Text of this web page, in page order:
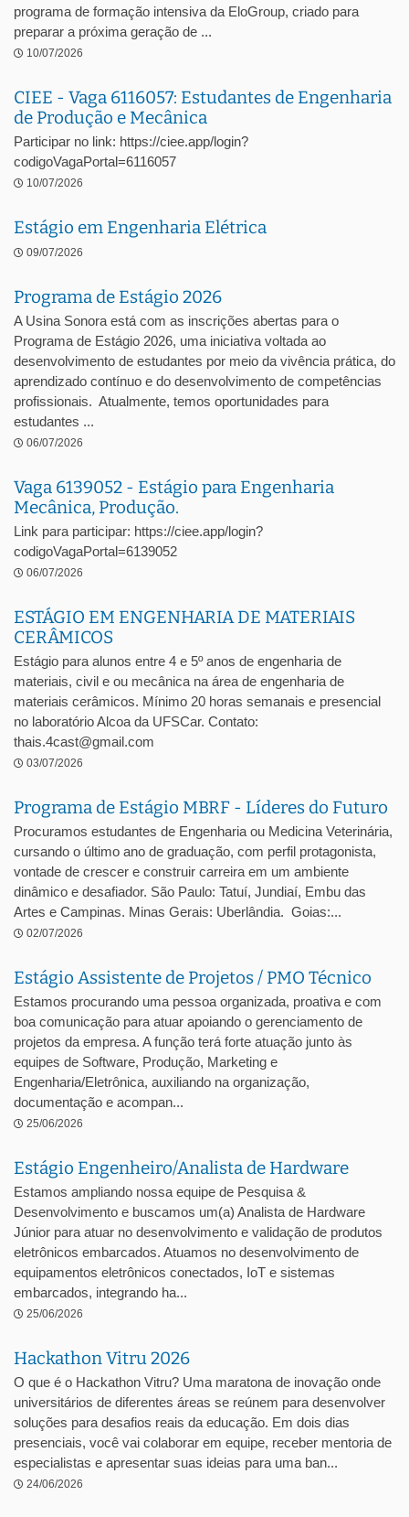
programa de formação intensiva da EloGroup, criado para
preparar a próxima geração de ...
10/07/2026
CIEE - Vaga 6116057: Estudantes de Engenharia
de Produção e Mecânica
Participar no link: https://ciee.app/login?
codigoVagaPortal=6116057
10/07/2026
Estágio em Engenharia Elétrica
09/07/2026
Programa de Estágio 2026
A Usina Sonora está com as inscrições abertas para o
Programa de Estágio 2026, uma iniciativa voltada ao
desenvolvimento de estudantes por meio da vivência prática, do
aprendizado contínuo e do desenvolvimento de competências
profissionais. Atualmente, temos oportunidades para
estudantes ...
06/07/2026
Vaga 6139052 - Estágio para Engenharia
Mecânica, Produção.
Link para participar: https://ciee.app/login?
codigoVagaPortal=6139052
06/07/2026
ESTÁGIO EM ENGENHARIA DE MATERIAIS
CERÂMICOS
Estágio para alunos entre 4 e 5º anos de engenharia de
materiais, civil e ou mecânica na área de engenharia de
materiais cerâmicos. Mínimo 20 horas semanais e presencial
no laboratório Alcoa da UFSCar. Contato:
thais.4cast@gmail.com
03/07/2026
Programa de Estágio MBRF - Líderes do Futuro
Procuramos estudantes de Engenharia ou Medicina Veterinária,
cursando o último ano de graduação, com perfil protagonista,
vontade de crescer e construir carreira em um ambiente
dinâmico e desafiador. São Paulo: Tatuí, Jundiaí, Embu das
Artes e Campinas. Minas Gerais: Uberlândia. Goias:...
02/07/2026
Estágio Assistente de Projetos / PMO Técnico
Estamos procurando uma pessoa organizada, proativa e com
boa comunicação para atuar apoiando o gerenciamento de
projetos da empresa. A função terá forte atuação junto às
equipes de Software, Produção, Marketing e
Engenharia/Eletrônica, auxiliando na organização,
documentação e acompan...
25/06/2026
Estágio Engenheiro/Analista de Hardware
Estamos ampliando nossa equipe de Pesquisa &
Desenvolvimento e buscamos um(a) Analista de Hardware
Júnior para atuar no desenvolvimento e validação de produtos
eletrônicos embarcados. Atuamos no desenvolvimento de
equipamentos eletrônicos conectados, IoT e sistemas
embarcados, integrando ha...
25/06/2026
Hackathon Vitru 2026
O que é o Hackathon Vitru? Uma maratona de inovação onde
universitários de diferentes áreas se reúnem para desenvolver
soluções para desafios reais da educação. Em dois dias
presenciais, você vai colaborar em equipe, receber mentoria de
especialistas e apresentar suas ideias para uma ban...
24/06/2026